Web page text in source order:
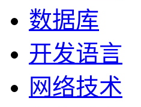
数据库
开发语言
网络技术